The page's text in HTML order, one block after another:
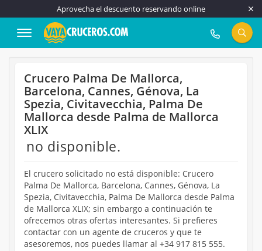
Aprovecha el descuento reservando online
917 815 555
Crucero Palma De Mallorca,
Barcelona, Cannes, Génova, La
Spezia, Civitavecchia, Palma De
Mallorca desde Palma de Mallorca
XLIX
no disponible.
El crucero solicitado no está disponible: Crucero
Palma De Mallorca, Barcelona, Cannes, Génova, La
Spezia, Civitavecchia, Palma De Mallorca desde Palma
de Mallorca XLIX; sin embargo a continuación te
ofrecemos otras ofertas interesantes. Si prefieres
contactar con un agente de cruceros y que te
asesoremos, nos puedes llamar al +34 917 815 555.